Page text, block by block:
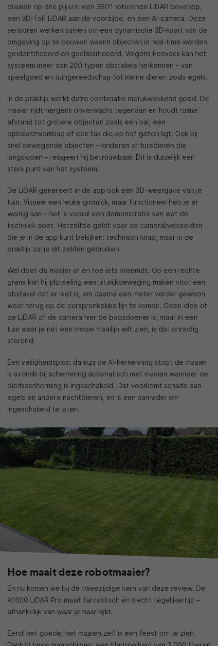
draaien op drie pijlers: een 360° roterende LiDAR bovenop,
een 3D-ToF LiDAR aan de voorzijde, en een AI-camera. Deze
sensoren werken samen om een dynamische 3D-kaart van de
omgeving op te bouwen waarin objecten in real-time worden
geïdentificeerd en geclassificeerd. Volgens Ecovacs kan het
systeem meer dan 200 typen obstakels herkennen – van
speelgoed en tuingereedschap tot kleine dieren zoals egels.
In de praktijk werkt deze combinatie indrukwekkend goed. De
maaier rijdt nergens onverwacht tegenaan en houdt ruime
afstand tot grotere objecten zoals een bal, een
opblaaszwembad of een tak die op het gazon ligt. Ook bij
snel bewegende objecten – kinderen of huisdieren die
langslopen – reageert hij betrouwbaar. Dit is duidelijk een
sterk punt van het systeem.
De LiDAR genereert in de app ook een 3D-weergave van je
tuin. Visueel een leuke gimmick, maar functioneel heb je er
weinig aan – het is vooral een demonstratie van wat de
techniek doet. Hetzelfde geldt voor de cameralivebeelden
die je in de app kunt bekijken: technisch knap, maar in de
praktijk zul je dit zelden gebruiken.
Wel doet de maaier af en toe iets vreemds. Op een rechte
grens kan hij plotseling een uitwijkbeweging maken voor een
obstakel dat er niet is, om daarna een meter verder gewoon
weer terug op de oorspronkelijke lijn te komen. Geen idee of
de LiDAR of de camera hier de boosdoener is, maar in een
tuin waar je nét een mooie maailijn wilt zien, is dat onnodig
storend.
Een veiligheidsplus: dankzij de AI-herkenning stopt de maaier
’s avonds bij schemering automatisch met maaien wanneer de
dierbescherming is ingeschakeld. Dat voorkomt schade aan
egels en andere nachtdieren, en is een aanrader om
ingeschakeld te laten.
Hoe maait deze robotmaaier?
En nu komen we bij de tweezijdige kern van deze review. De
A1600 LiDAR Pro maait fantastisch én slecht tegelijkertijd –
afhankelijk van waar je naar kijkt.
Eerst het goede: het maaien zelf is een feest om te zien.